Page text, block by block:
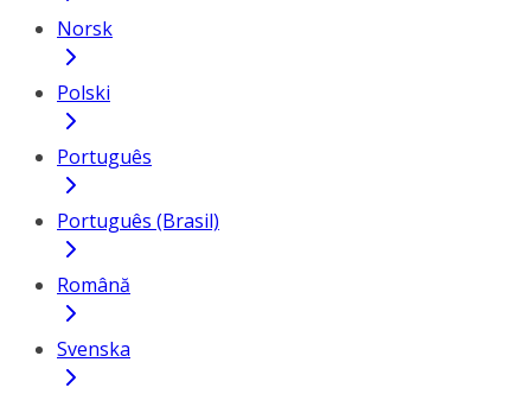
Norsk
Polski
Português
Português (Brasil)
Română
Svenska